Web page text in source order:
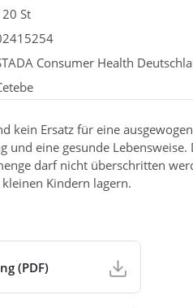
St
Consumer Health
kein Ersatz für eine
und eine gesunde Lebensweise.
darf nicht überschritten
Kindern lagern.
(PDF)